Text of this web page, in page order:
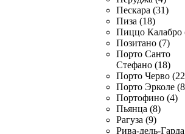
Пескара (31)
Пиза (18)
Пиццо Калабро
Позитано (7)
Порто Санто
Стефано (18)
Порто Черво
Порто Эрколе
Портофино (4)
Пьянца (8)
Рагуза (9)
Рива-дель-